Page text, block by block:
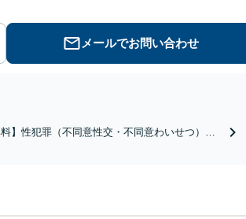
メールでお問い合わせ
料】性犯罪（不同意性交・不同意わいせつ）・